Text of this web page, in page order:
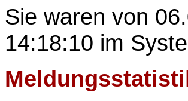
Sie waren von
14:18:10 im